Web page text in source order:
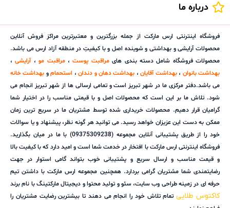
درباره ما
فروشگاه اینترنتی ارس مارکت از جمله بزرگترین و معتبرترین مراکز فروش آنلاین
محصولات آرایشی و بهداشتی و شوینده اصل و با کیفیتِ در منطقه آزاد ارس می باشد.
محصولات فروشگاه شامل دسته بندی هایمراقبت پوست،مراقبت مو،آرایشی،
بهداشت بانوان ،بهداشت آقایان، بهداشت دهان و دندان، استحمامو بهداشت خانه
می باشد.دفتر مرکزی ما در شهر تبریز است و تمامی ارسالی ها از شهر تبریز انجام می
شود. تلاش ما بر این است که محصولات اصل و با قیمتی مناسب را در اختیار شما
گرامیان قرار دهیم. محصولات خریداری شده توسط مشتریان ما در سریع ترین زمان
ممکن به دست این عزیزان خواهد رسید. می توانید هر گونه نظر، پیشنهاد و یا سوالات
خود را از طریق پشتیبانی آنلاین مجموعه (09375309238) با ما در میان بگذارید.
فروشگاه اینترنتی ارس مارکت با افتخار در خدمت شما است و امید دارد که با کیفیت بالا
و قیمت مناسب و ارسال سریع و پشتیبانی خوب بتواند گامی استوار در جهت
رضایتمندی شما مشتریان گرامی بردارد. همچنین مجموعه ارس مارکت با داشتن تیم
حرفه ای در زمینه طراحی وب سایت، سئو و تولید محتوا و دیجیتال مارکتینگ با نام برند
کاکتوس طلاییتمام تلاش خود را انجام می دهند تا بیشترین رضایت مشتریان را